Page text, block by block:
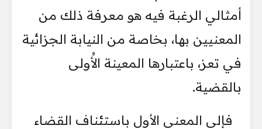
أمثالي الرغبة فيه هو معرفة ذلك من
المعنيين بها، بخاصة من النيابة الجزائية
في تعز، باعتبارها المعينة الأُولى
بالقضية.
فإلى المعني الأول باستئناف القضاء